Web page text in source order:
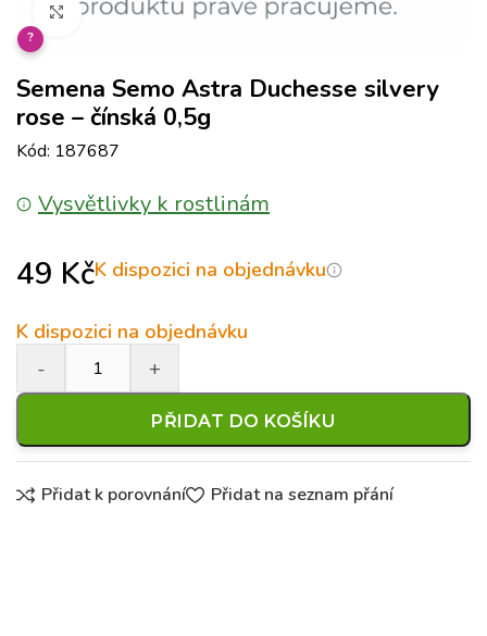
Klikněte pro zvětšení
?
Semena Semo Astra Duchesse silvery
rose – čínská 0,5g
Kód: 187687
Vysvětlivky k rostlinám
49 KčK dispozici na objednávku
K dispozici na objednávku
PŘIDAT DO KOŠÍKU
Přidat k porovnání Přidat na seznam přání